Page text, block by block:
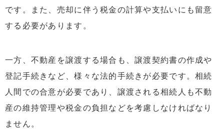
です。また、売却に伴う税金の計算や支払いにも留意
する必要があります。
一方、不動産を譲渡する場合も、譲渡契約書の作成や
登記手続きなど、様々な法的手続きが必要です。相続
人間での合意が必要であり、譲渡される相続人も不動
産の維持管理や税金の負担などを考慮しなければなり
ません。